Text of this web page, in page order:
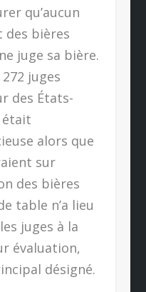
qu’aucun
des bières
juge sa bière.
juges
des États-
était
alors que
sur
des bières
table n’a lieu
juges à la
évaluation,
désigné.